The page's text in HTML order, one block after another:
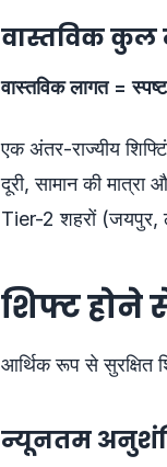
वास्तविक कुल
वास्तविक लागत =
एक अंतर-राज्यीय
दूरी, सामान की
Tier-2 शहरों (जयपुर,
शिफ्ट होने
आर्थिक रूप से सुरक्षित
न्यूनतम